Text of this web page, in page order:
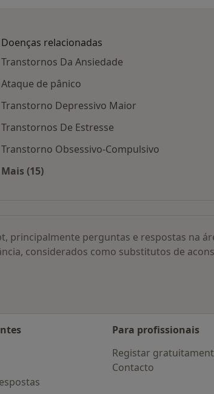
Doenças relacionadas
Transtornos Da Ansiedade
Ataque de pânico
Transtorno Depressivo Maior
Transtornos De Estresse
Transtorno Obsessivo-Compulsivo
Mais (15)
principalmente perguntas e respostas na
considerados como substitutos de
Para profissionais
Registar
Contacto